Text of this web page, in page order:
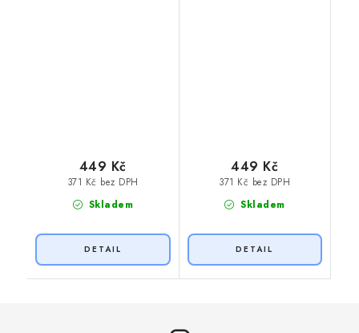
Skladem
371 Kč bez DPH
449 Kč
Skladem
371 Kč bez DPH
449 Kč